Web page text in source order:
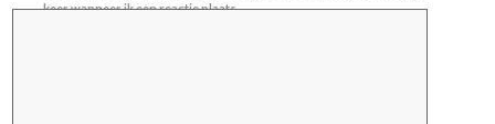
keer wanneer ik een reactie plaats.